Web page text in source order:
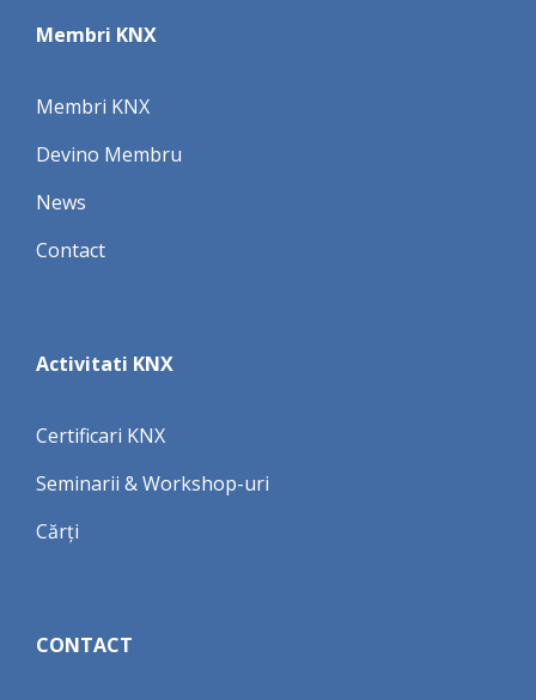
Membri KNX
Membri KNX
Devino Membru
News
Contact
Activitati KNX
Certificari KNX
Seminarii & Workshop-uri
Cărți
CONTACT